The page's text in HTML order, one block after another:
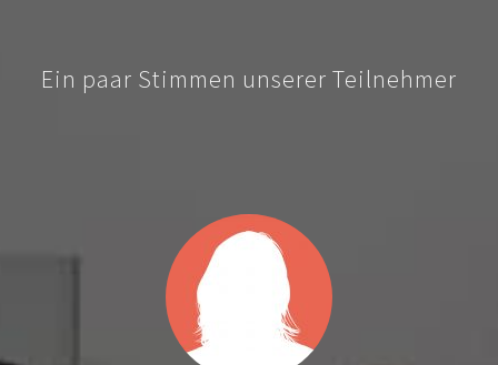
Ein paar Stimmen unserer Teilnehmer